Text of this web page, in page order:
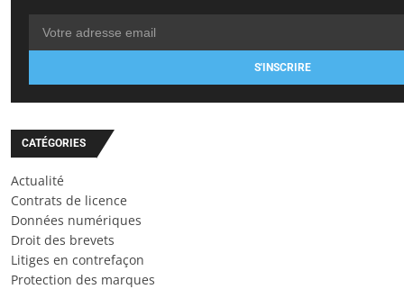
S'INSCRIRE
CATÉGORIES
Actualité
Contrats de licence
Données numériques
Droit des brevets
Litiges en contrefaçon
Protection des marques